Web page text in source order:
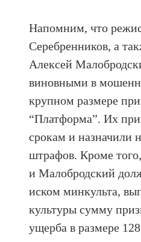
Напомним, что
Серебренников, а
Алексей
виновными в
крупном размере
“Платформа”. Их
срокам и назначили
штрафов. Кроме
и Малобродский
иском минкульта,
культуры сумму
ущерба в размере